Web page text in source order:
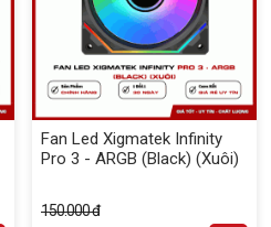
Fan Led Xigmatek Infinity
Pro 3 - ARGB (Black) (Xuôi)
150.000 đ